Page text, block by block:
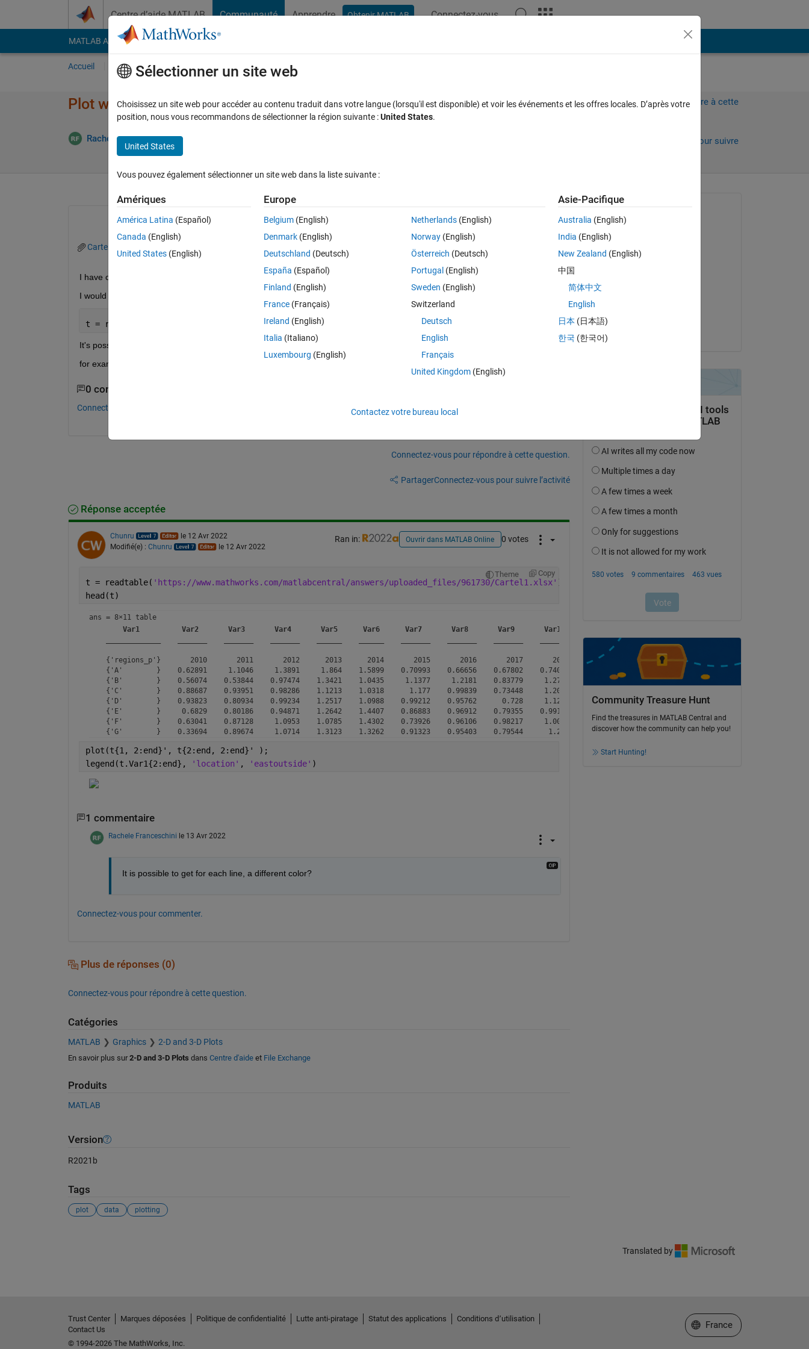
Centre d’aide MATLAB Communauté Apprendre Obtenir MATLAB Connectez-vous
MATLAB Answers File Exchange Cody
Accueil Poser une question Parcourir
Plot with two different y axis (text-data)
Rachele Franceschini 12 Avr 2022
Connectez-vous pour répondre à cette
Connectez-vous pour suivre
Ouvrir dans MATLAB Online
Cartel1.xlsx
I have one table with several regions, and the values distribution for each year (from 2010 to 2019).
I would like to get line plot with to y-axis left regions name, to right values. While x-axis there are years.
t = readtable(
It's possible?
for example, creating barth (stacked) but using lines
0 commentaires
Connectez-vous pour commenter.
Connectez-vous pour répondre à cette question.
PartagerConnectez-vous pour suivre l’activité
Réponse acceptée
Chunru
le 12 Avr 2022
Modifié(e) : Chunru le 12 Avr 2022
Ran in: Ouvrir dans MATLAB Online 0 votes
Theme Copy
t = readtable( 'https://www.mathworks.com/matlabcentral/answers/uploaded_files/961730/Cartel1.xlsx' );
head(t)
ans = 8×11 table
Var1
Var2 Var3 Var4 Var5 Var6 Var7 Var8 Var9 Var10
_______
    {'regions_p'}       2010       2011       2012      2013      2014       2015       2016       2017       2018       2019
    {'A'        }    0.62891     1.1046     1.3891     1.864    1.5899    0.70993    0.66656    0.67802    0.74008    0.62891
    {'B'        }    0.56074    0.53844    0.97474    1.3421    1.0435     1.1377     1.2181    0.83779     1.2789      1.068
    {'C'        }    0.88687    0.93951    0.98286    1.1213    1.0318      1.177    0.99839    0.73448     1.2059    0.92194
    {'D'        }    0.93823    0.80934    0.99234    1.2517    1.0988    0.99212    0.95762      0.728     1.1276     1.1043
    {'E'        }     0.6829    0.80186    0.94871    1.2642    1.4407    0.86883    0.96912    0.79355    0.99117      1.239
    {'F'        }    0.63041    0.87128     1.0953    1.0785    1.4302    0.73926    0.96106    0.98217     1.0026     1.2092
    {'G'        }    0.33694    0.89674     1.0714    1.3123    1.3262    0.91323    0.95403    0.79544      1.213     1.1807
plot(t{1, 2:end}', t{2:end, 2:end}' );
legend(t.Var1{2:end},
'location' , 'eastoutside' )
1 commentaire
Rachele Franceschini le 13 Avr 2022
It is possible to get for each line, a different color?
Connectez-vous pour commenter.
Plus de réponses (0)
Connectez-vous pour répondre à cette question.
Catégories
MATLAB Graphics 2-D and 3-D Plots
En savoir plus sur 2-D and 3-D Plots dans Centre d'aideet File Exchange
Produits
MATLAB
Version
R2021b
Tags
plot data plotting
Rachele Franceschini
le 12 Avr 2022
le 13 Avr 2022
Acceptée :
Community Treasure Hunt
Find the treasures in MATLAB Central and
discover how the community can help you!
Start Hunting!
Translated by
Sélectionner un site web
Choisissez un site web pour accéder au contenu traduit dans votre langue (lorsqu'il est disponible) et voir les événements et les offres locales. D’après votre
position, nous vous recommandons de sélectionner la région suivante :United States.
United States
Vous pouvez également sélectionner un site web dans la liste suivante :
Amériques
América Latina (Español)
Canada (English)
United States (English)
Europe
Belgium (English)
Denmark (English)
Deutschland (Deutsch)
España (Español)
Finland (English)
France (Français)
Ireland (English)
Italia (Italiano)
Luxembourg (English)
Netherlands(English)
Norway(English)
Österreich (Deutsch)
Portugal (English)
Sweden (English)
Switzerland
Deutsch
English
Français
United Kingdom(English)
Asie-Pacifique
Australia (English)
India (English)
New Zealand (English)
中国
简体中文
English
日本 (日本語)
한국 (한국어)
Contactez votre bureau local
Trust Center Marques déposées Politique de confidentialité Lutte anti-piratage Statut des applications
Conditions d՚utilisation
Contact Us
© 1994-2026 The MathWorks, Inc.
Sélectionner un site web
France